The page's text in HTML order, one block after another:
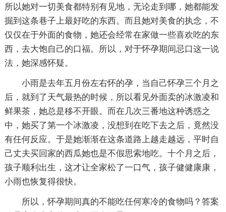
所以她对一切美食都特别有见地，无论走到哪，她都能发
掘到这条巷子上最好吃的东西。而且她对美食的执念，不
仅仅在于外面的食物，她还会经常在家做一些喜欢吃的东
西，去大饱自己的口福。所以，对于怀孕期间忌口这一说
法，她深感怀疑。
小雨是去年五月份左右怀的孕，当自己怀孕三个月之
后，就到了天气最热的时候，所以看见外面卖的冰激凌和
鲜果茶，她总是移不开眼。而在几次三番地这种诱惑之
中，她买了第一个冰激凌，没想到在吃下去之后，竟然没
有任何反应。于是她渐渐在这条道路上越走越远，平时自
己丈夫买回家的西瓜她也是不假思索地吃。十个月之后，
孩子顺利出生，这才让全家松了一口气，孩子健健康康，
小雨也恢复得很快。
所以，怀孕期间真的不能吃任何寒冷的食物吗？答案